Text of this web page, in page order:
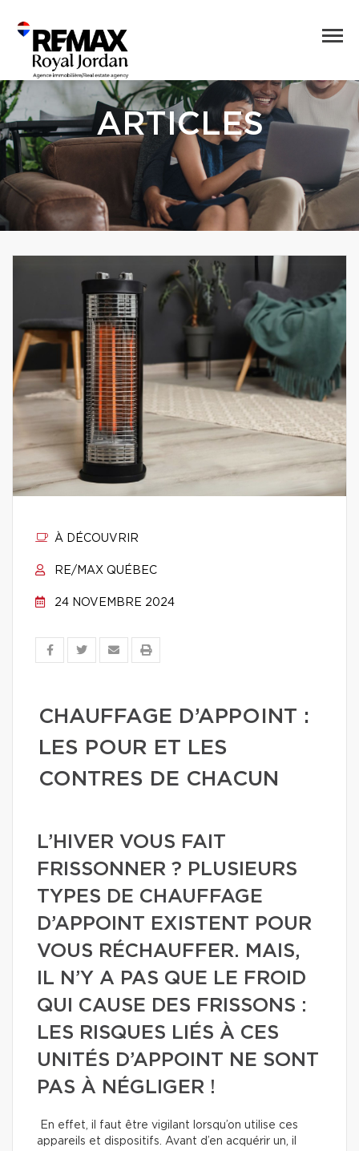
ARTICLES
À DÉCOUVRIR
RE/MAX QUÉBEC
24 NOVEMBRE 2024
CHAUFFAGE D’APPOINT :
LES POUR ET LES
CONTRES DE CHACUN
L’HIVER VOUS FAIT
FRISSONNER ? PLUSIEURS
TYPES DE CHAUFFAGE
D’APPOINT EXISTENT POUR
VOUS RÉCHAUFFER. MAIS,
IL N’Y A PAS QUE LE FROID
QUI CAUSE DES FRISSONS :
LES RISQUES LIÉS À CES
UNITÉS D’APPOINT NE SONT
PAS À NÉGLIGER !
En effet, il faut être vigilant lorsqu’on utilise ces
appareils et dispositifs. Avant d’en acquérir un, il